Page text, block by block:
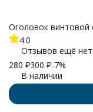
Оголовок винтовой
4.0
Отзывов ещё нет
280 ₽300 ₽-7%
В наличии